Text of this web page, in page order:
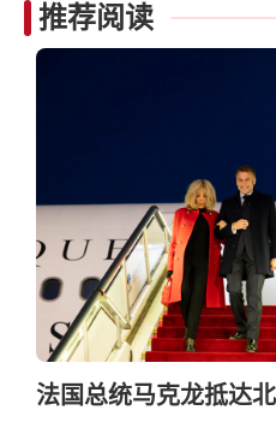
推荐阅读
法国总统马克龙抵达